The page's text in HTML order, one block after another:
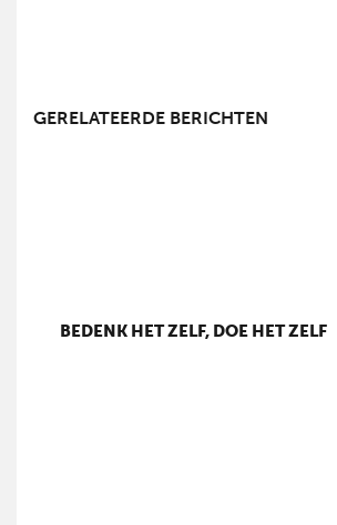
GERELATEERDE BERICHTEN
BEDENK HET ZELF, DOE HET ZELF